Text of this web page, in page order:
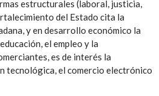
estructurales (laboral, justicia,
del Estado cita la
y en desarrollo económico la
el empleo y la
es de interés la
tecnológica, el comercio electrónico